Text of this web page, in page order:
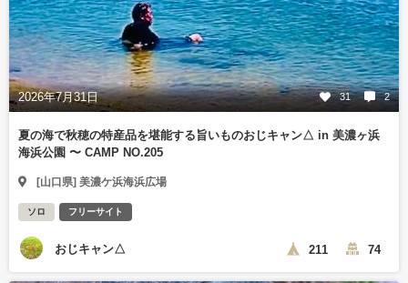
2026年7月31日 31 2
夏の海で秋穂の特産品を堪能する旨いものおじキャン△ in 美濃ヶ浜
海浜公園 〜 CAMP NO.205
[山口県] 美濃ケ浜海浜広場
ソロ フリーサイト
おじキャン△ 211 74